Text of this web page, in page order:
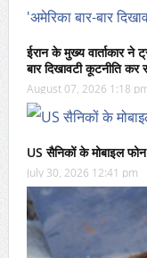
ईरान के मुख्य वार्ताकार ने
बार दिखावटी कूटनीति कर
August 07, 2026 1:18
US सैनिकों के मोबाइल
July 30, 2026 12:41 pm